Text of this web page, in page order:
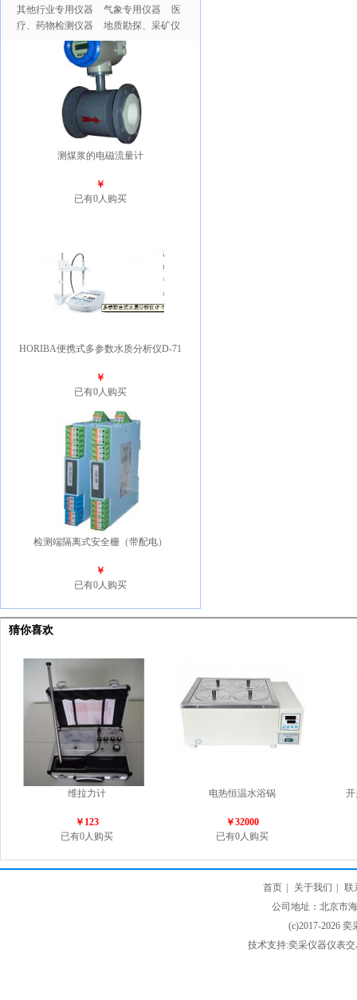
其他行业专用仪器 气象专用仪器
医
疗、药物检测仪器
地质勘探、采矿仪
测煤浆的电磁流量计
￥
已有0人购买
HORIBA便携式多参数水质分析仪D-71
￥
已有0人购买
检测端隔离式安全栅（带配电）
￥
已有0人购买
猜你喜欢
维拉力计
￥123
已有0人购买
电热恒温水浴锅
￥32000
已有0人购买
首页 关于我们
联
公司地址：北京市
(c)2017-2026
技术支持:奕采仪器仪表